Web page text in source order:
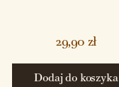
29,90 zł
Dodaj do koszyka